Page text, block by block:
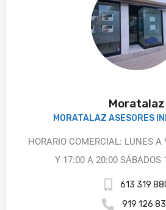
Moratalaz
MORATALAZ ASESORES
HORARIO COMERCIAL: LUNES
Y 17:00 A 20:00 SÁBADOS
613 319
919 126